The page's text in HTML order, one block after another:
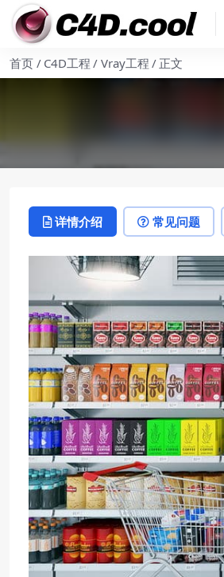
首页 C4D工程 Vray工程 正文
详情介绍 常见问题